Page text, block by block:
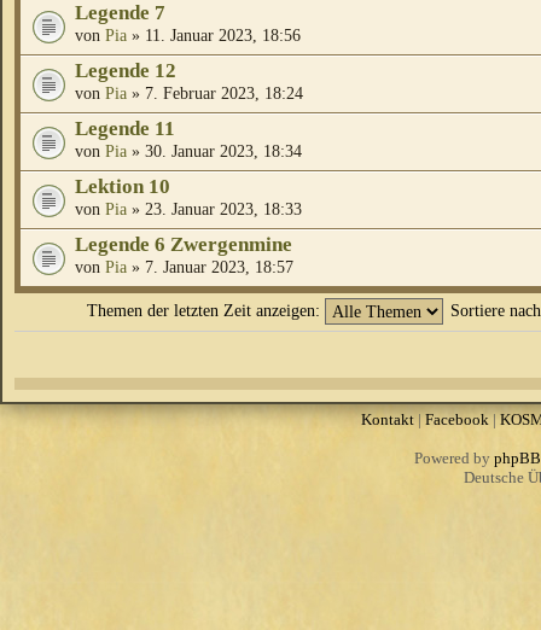
Legende 7
von Pia » 11. Januar 2023, 18:56
Legende 12
von Pia » 7. Februar 2023, 18:24
Legende 11
von Pia » 30. Januar 2023, 18:34
Lektion 10
von Pia » 23. Januar 2023, 18:33
Legende 6 Zwergenmine
von Pia » 7. Januar 2023, 18:57
Themen der letzten Zeit anzeigen: Sortiere
Kontakt|Facebook|
Powered by phpBB
Deutsche